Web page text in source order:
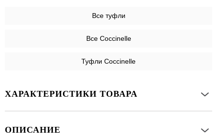
Все туфли
Все Coccinelle
Туфли Coccinelle
ХАРАКТЕРИСТИКИ ТОВАРА
ОПИСАНИЕ